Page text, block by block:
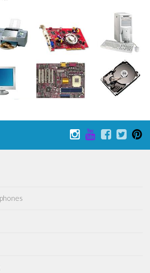
Advance Advance SP Classic Color Pocket Micro
Wii U
Switch
3
Portable